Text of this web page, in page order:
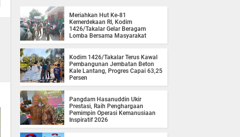
Meriahkan Hut Ke-81
Kemerdekaan RI, Kodim
1426/Takalar Gelar Beragam
Lomba Bersama Masyarakat
Kodim 1426/Takalar Terus Kawal
Pembangunan Jembatan Beton
Kale Lantang, Progres Capai 63,25
Persen
Pangdam Hasanuddin Ukir
Prestasi, Raih Penghargaan
Pemimpin Operasi Kemanusiaan
Inspiratif 2026